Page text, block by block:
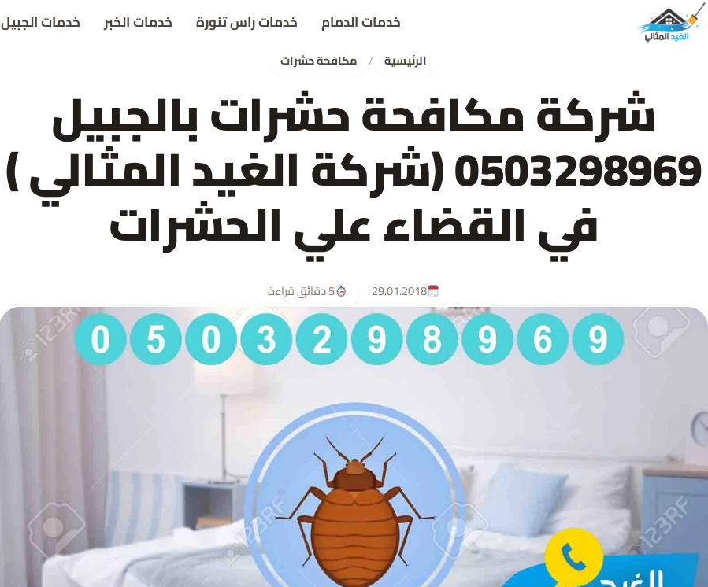
خدمات الدمام خدمات راس تنورة خدمات الخبر خدمات الجبيل
الرئيسية / مكافحة حشرات
شركة مكافحة حشرات بالجبيل
0503298969 (شركة الغيد المثالي )
في القضاء علي الحشرات
29.01.2018 5 دقائق قراءة